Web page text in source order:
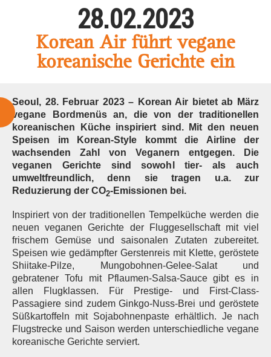
28.02.2023
Korean Air führt vegane
koreanische Gerichte ein
Seoul, 28. Februar 2023 – Korean Air bietet ab März
vegane Bordmenüs an, die von der traditionellen
koreanischen Küche inspiriert sind.
Mit den neuen
Speisen im Korean-Style kommt die Airline der
wachsenden Zahl von Veganern entgegen. Die
veganen Gerichte sind sowohl tier- als auch
umweltfreundlich, denn sie tragen u.a. zur
Reduzierung der CO2-Emissionen bei.
Inspiriert von der traditionellen Tempelküche werden die
neuen veganen Gerichte der Fluggesellschaft mit viel
frischem Gemüse und saisonalen Zutaten zubereitet.
Speisen wie gedämpfter Gerstenreis mit Klette, geröstete
Shiitake-Pilze, Mungobohnen-Gelee-Salat und
gebratener Tofu mit Pflaumen-Salsa-Sauce gibt es in
allen Flugklassen. Für Prestige- und First-Class-
Passagiere sind zudem Ginkgo-Nuss-Brei und geröstete
Süßkartoffeln mit Sojabohnenpaste erhältlich. Je nach
Flugstrecke und Saison werden unterschiedliche vegane
koreanische Gerichte serviert.